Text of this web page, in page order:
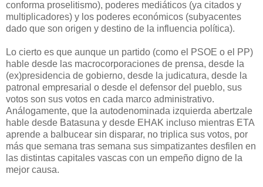
conforma proselitismo), poderes mediáticos (ya citados y
multiplicadores) y los poderes económicos (subyacentes
dado que son origen y destino de la influencia política).
Lo cierto es que aunque un partido (como el PSOE o el PP)
hable desde las macrocorporaciones de prensa, desde la
(ex)presidencia de gobierno, desde la judicatura, desde la
patronal empresarial o desde el defensor del pueblo, sus
votos son sus votos en cada marco administrativo.
Análogamente, que la autodenominada izquierda abertzale
hable desde Batasuna y desde EHAK incluso mientras ETA
aprende a balbucear sin disparar, no triplica sus votos, por
más que semana tras semana sus simpatizantes desfilen en
las distintas capitales vascas con un empeño digno de la
mejor causa.